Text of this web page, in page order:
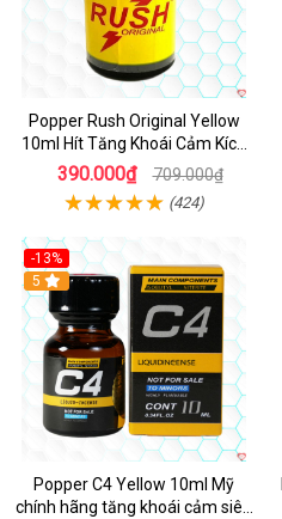
Popper Rush Original Yellow
10ml Hít Tăng Khoái Cảm Kích
Thích Mạnh
390.000₫ 709.000₫
(424)
-13%
Hot
5
Popper C4 Yellow 10ml Mỹ
chính hãng tăng khoái cảm siêu